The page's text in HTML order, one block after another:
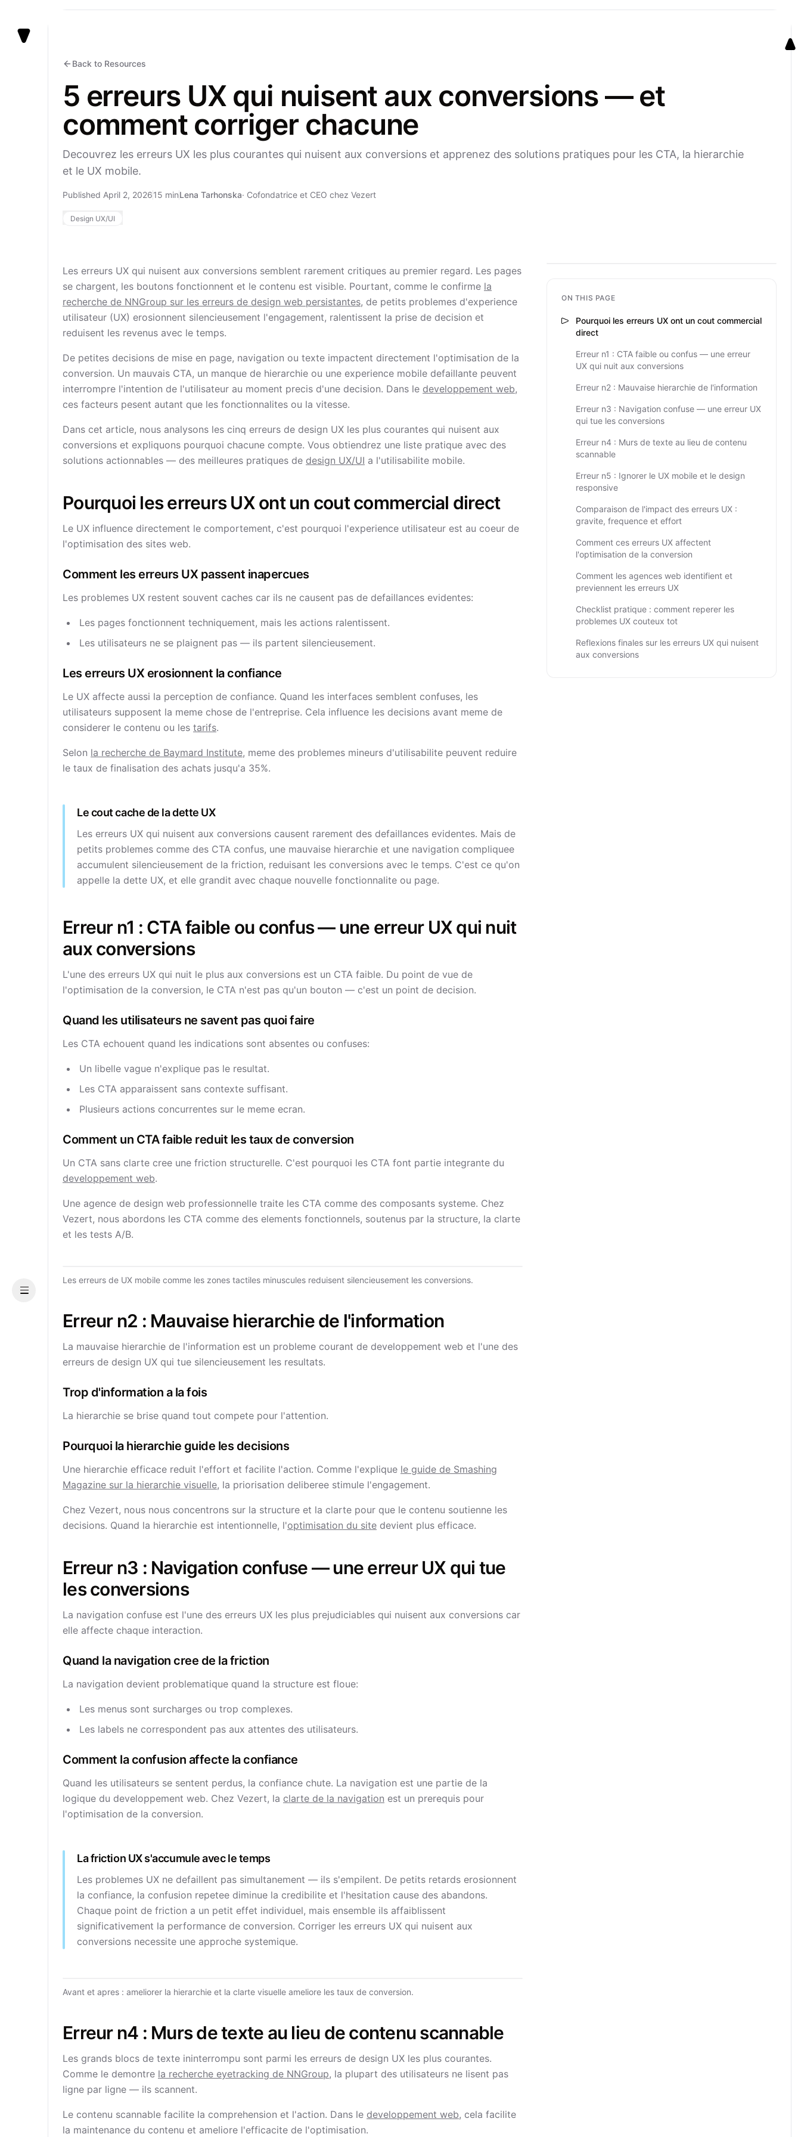
Vezert
Menu
Back to Resources
5 erreurs UX qui nuisent aux conversions — et
comment corriger chacune
Decouvrez les erreurs UX les plus courantes qui nuisent aux conversions et apprenez des solutions pratiques pour les CTA, la hierarchie
et le UX mobile.
Published April 2, 202615 minLena Tarhonska· Cofondatrice et CEO chez Vezert
Design UX/UI
Les erreurs UX qui nuisent aux conversions semblent rarement critiques au premier regard. Les pages
se chargent, les boutons fonctionnent et le contenu est visible. Pourtant, comme le confirme la
recherche de NNGroup sur les erreurs de design web persistantes, de petits problemes d'experience
utilisateur (UX) erosionnent silencieusement l'engagement, ralentissent la prise de decision et
reduisent les revenus avec le temps.
De petites decisions de mise en page, navigation ou texte impactent directement l'optimisation de la
conversion. Un mauvais CTA, un manque de hierarchie ou une experience mobile defaillante peuvent
interrompre l'intention de l'utilisateur au moment precis d'une decision. Dans le developpement web,
ces facteurs pesent autant que les fonctionnalites ou la vitesse.
Dans cet article, nous analysons les cinq erreurs de design UX les plus courantes qui nuisent aux
conversions et expliquons pourquoi chacune compte. Vous obtiendrez une liste pratique avec des
solutions actionnables — des meilleures pratiques de design UX/UI a l'utilisabilite mobile.
Pourquoi les erreurs UX ont un cout commercial direct
Le UX influence directement le comportement, c'est pourquoi l'experience utilisateur est au coeur de
l'optimisation des sites web.
Comment les erreurs UX passent inapercues
Les problemes UX restent souvent caches car ils ne causent pas de defaillances evidentes:
Les pages fonctionnent techniquement, mais les actions ralentissent.
Les utilisateurs ne se plaignent pas — ils partent silencieusement.
Les erreurs UX erosionnent la confiance
Le UX affecte aussi la perception de confiance. Quand les interfaces semblent confuses, les
utilisateurs supposent la meme chose de l'entreprise. Cela influence les decisions avant meme de
considerer le contenu ou les tarifs.
Selon la recherche de Baymard Institute, meme des problemes mineurs d'utilisabilite peuvent reduire
le taux de finalisation des achats jusqu'a 35%.
Le cout cache de la dette UX
Les erreurs UX qui nuisent aux conversions causent rarement des defaillances evidentes. Mais de
petits problemes comme des CTA confus, une mauvaise hierarchie et une navigation compliquee
accumulent silencieusement de la friction, reduisant les conversions avec le temps. C'est ce qu'on
appelle la dette UX, et elle grandit avec chaque nouvelle fonctionnalite ou page.
Erreur n1 : CTA faible ou confus — une erreur UX qui nuit
aux conversions
L'une des erreurs UX qui nuit le plus aux conversions est un CTA faible. Du point de vue de
l'optimisation de la conversion, le CTA n'est pas qu'un bouton — c'est un point de decision.
Quand les utilisateurs ne savent pas quoi faire
Les CTA echouent quand les indications sont absentes ou confuses:
Un libelle vague n'explique pas le resultat.
Les CTA apparaissent sans contexte suffisant.
Plusieurs actions concurrentes sur le meme ecran.
Comment un CTA faible reduit les taux de conversion
Un CTA sans clarte cree une friction structurelle. C'est pourquoi les CTA font partie integrante du
developpement web.
Une agence de design web professionnelle traite les CTA comme des composants systeme. Chez
Vezert, nous abordons les CTA comme des elements fonctionnels, soutenus par la structure, la clarte
et les tests A/B.
Les erreurs de UX mobile comme les zones tactiles minuscules reduisent silencieusement les conversions.
Erreur n2 : Mauvaise hierarchie de l'information
La mauvaise hierarchie de l'information est un probleme courant de developpement web et l'une des
erreurs de design UX qui tue silencieusement les resultats.
Trop d'information a la fois
La hierarchie se brise quand tout compete pour l'attention.
Pourquoi la hierarchie guide les decisions
Une hierarchie efficace reduit l'effort et facilite l'action. Comme l'explique le guide de Smashing
Magazine sur la hierarchie visuelle, la priorisation deliberee stimule l'engagement.
Chez Vezert, nous nous concentrons sur la structure et la clarte pour que le contenu soutienne les
decisions. Quand la hierarchie est intentionnelle, l'optimisation du site devient plus efficace.
Erreur n3 : Navigation confuse — une erreur UX qui tue
les conversions
La navigation confuse est l'une des erreurs UX les plus prejudiciables qui nuisent aux conversions car
elle affecte chaque interaction.
Quand la navigation cree de la friction
La navigation devient problematique quand la structure est floue:
Les menus sont surcharges ou trop complexes.
Les labels ne correspondent pas aux attentes des utilisateurs.
Comment la confusion affecte la confiance
Quand les utilisateurs se sentent perdus, la confiance chute. La navigation est une partie de la
logique du developpement web. Chez Vezert, la clarte de la navigation est un prerequis pour
l'optimisation de la conversion.
La friction UX s'accumule avec le temps
Les problemes UX ne defaillent pas simultanement — ils s'empilent. De petits retards erosionnent
la confiance, la confusion repetee diminue la credibilite et l'hesitation cause des abandons.
Chaque point de friction a un petit effet individuel, mais ensemble ils affaiblissent
significativement la performance de conversion. Corriger les erreurs UX qui nuisent aux
conversions necessite une approche systemique.
Avant et apres : ameliorer la hierarchie et la clarte visuelle ameliore les taux de conversion.
Erreur n4 : Murs de texte au lieu de contenu scannable
Les grands blocs de texte ininterrompu sont parmi les erreurs de design UX les plus courantes.
Comme le demontre la recherche eyetracking de NNGroup, la plupart des utilisateurs ne lisent pas
ligne par ligne — ils scannent.
Le contenu scannable facilite la comprehension et l'action. Dans le developpement web, cela facilite
la maintenance du contenu et ameliore l'efficacite de l'optimisation.
ON THIS PAGE
Pourquoi les erreurs UX ont un cout commercial
direct
Erreur n1 : CTA faible ou confus — une erreur
UX qui nuit aux conversions
Erreur n2 : Mauvaise hierarchie de l'information
Erreur n3 : Navigation confuse — une erreur UX
qui tue les conversions
Erreur n4 : Murs de texte au lieu de contenu
scannable
Erreur n5 : Ignorer le UX mobile et le design
responsive
Comparaison de l'impact des erreurs UX :
gravite, frequence et effort
Comment ces erreurs UX affectent
l'optimisation de la conversion
Comment les agences web identifient et
previennent les erreurs UX
Checklist pratique : comment reperer les
problemes UX couteux tot
Reflexions finales sur les erreurs UX qui nuisent
aux conversions